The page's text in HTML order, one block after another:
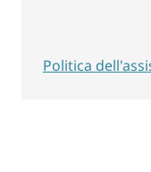
Politica